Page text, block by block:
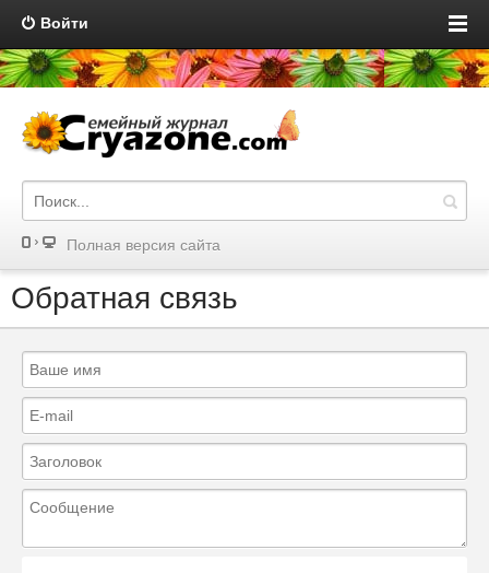
Войти
Полная версия сайта
Обратная связь